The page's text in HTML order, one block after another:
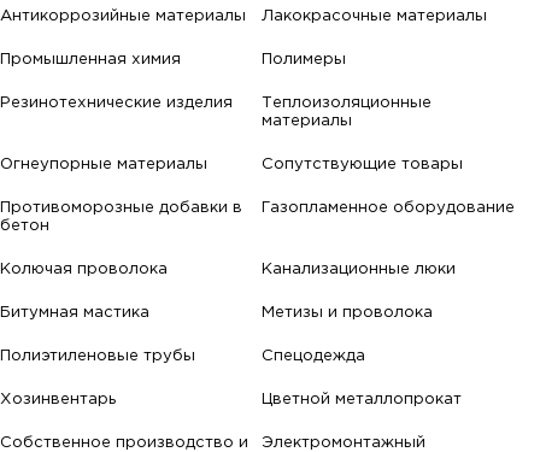
Антикоррозийные материалы Лакокрасочные материалы
Промышленная химия Полимеры
Резинотехнические изделия
Теплоизоляционные
материалы
Огнеупорные материалы Сопутствующие товары
Противоморозные добавки в
бетон
Газопламенное оборудование
Колючая проволока Канализационные люки
Битумная мастика Метизы и проволока
Полиэтиленовые трубы Спецодежда
Хозинвентарь Цветной металлопрокат
Собственное производство и
Электромонтажный